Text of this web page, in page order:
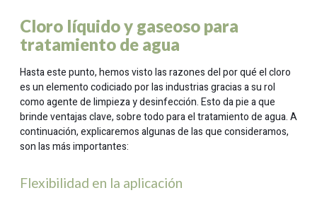
Cloro líquido y gaseoso para
tratamiento de agua
Hasta este punto, hemos visto las razones del por qué el cloro
es un elemento codiciado por las industrias gracias a su rol
como agente de limpieza y desinfección. Esto da pie a que
brinde ventajas clave, sobre todo para el tratamiento de agua. A
continuación, explicaremos algunas de las que consideramos,
son las más importantes:
Flexibilidad en la aplicación